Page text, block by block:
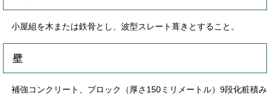
小屋組を木または鉄骨とし、波型スレート葺きとすること。
壁
補強コンクリート、ブロック（厚さ150ミリメートル）9段化粧積み